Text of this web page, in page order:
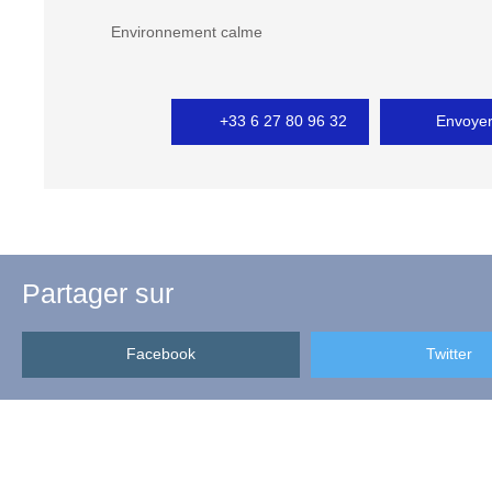
Environnement calme
+33 6 27 80 96 32
Partager sur
Facebook Twitter